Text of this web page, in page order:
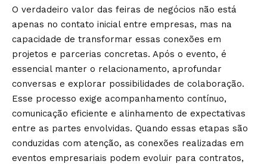
O verdadeiro valor das feiras de negócios não está
apenas no contato inicial entre empresas, mas na
capacidade de transformar essas conexões em
projetos e parcerias concretas. Após o evento, é
essencial manter o relacionamento, aprofundar
conversas e explorar possibilidades de colaboração.
Esse processo exige acompanhamento contínuo,
comunicação eficiente e alinhamento de expectativas
entre as partes envolvidas. Quando essas etapas são
conduzidas com atenção, as conexões realizadas em
eventos empresariais podem evoluir para contratos,